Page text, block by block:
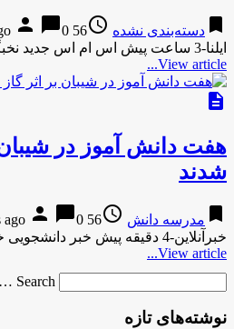
bookmark دسته‌بندی نشده access_time
56 years ago
person chat_bubble0
ایلنا-3 ساعت پیش اس ام اس جدید نخبگان
View article...
description
هفت دانش آموز در
شدند
bookmark مدرسه دانش access_time
56 years ago
person chat_bubble0
خبرآنلاین-4 دقیقه پیش خبر دانشجویی خبر فرهنگیان
View article...
Search …
نوشته‌های تازه